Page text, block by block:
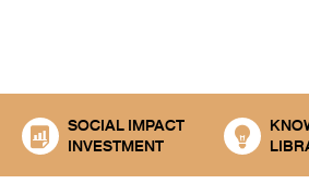
SOCIAL IMPACT
INVESTMENT